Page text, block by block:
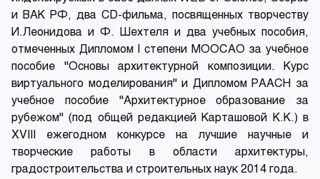
и ВАК РФ, два CD-фильма, посвященных творчеству
И.Леонидова и Ф. Шехтеля и два учебных пособия,
отмеченных Дипломом I степени МООСАО за учебное
пособие "Основы архитектурной композиции. Курс
виртуального моделирования" и Дипломом РААСН за
учебное пособие "Архитектурное образование за
рубежом" (под общей редакцией Карташовой К.К.) в
XVIII ежегодном конкурсе на лучшие научные и
творческие работы в области архитектуры,
градостроительства и строительных наук 2014 года.